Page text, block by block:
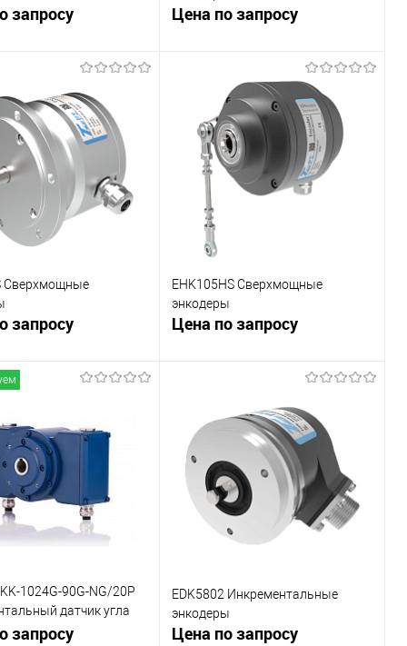
запросу
В корзину
Под заказ
Цена по запросу
В корзину
К сравнению
В избранное
Под заказ
Сверхмощные
запросу
В корзину
EHK105HS Сверхмощные
энкодеры
Цена по запросу
В корзину
К сравнению
В избранное
Под заказ
1024G-90G-NG/20P
датчик угла
запросу
EDK5802 Инкрементальные
энкодеры
Цена по запросу